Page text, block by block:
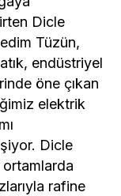
Dicle
Tüzün,
endüstriyel
öne çıkan
elektrik
Dicle
ortamlarda
rafine